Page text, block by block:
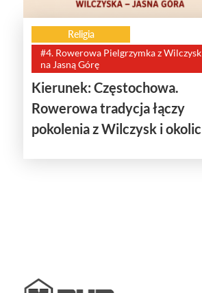
Religia
#4. Rowerowa Pielgrzymka z Wilczysk
na Jasną Górę
Kierunek: Częstochowa.
Rowerowa tradycja łączy
pokolenia z Wilczysk i okolic